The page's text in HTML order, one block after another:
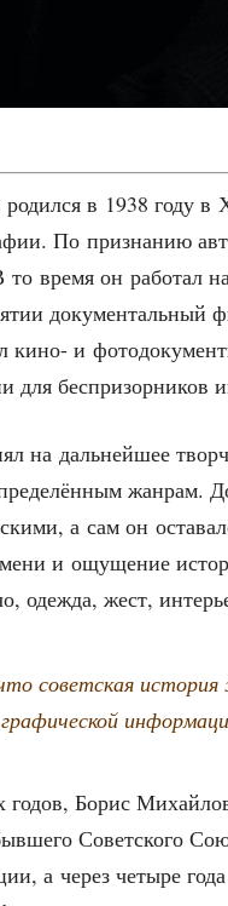
в 1938 году в
По при­зна­нию
вре­мя он рабо­тал
доку­мен­таль­ный
кино- и
для бес­при­зор­ни­ков
на даль­ней­шее
жан­рам.
а сам он
и ощу­ще­ние
одеж­да, жест,
совет­ская
гра­фи­че­ской
годов, Борис
Совет­ско­го
а через четы­ре